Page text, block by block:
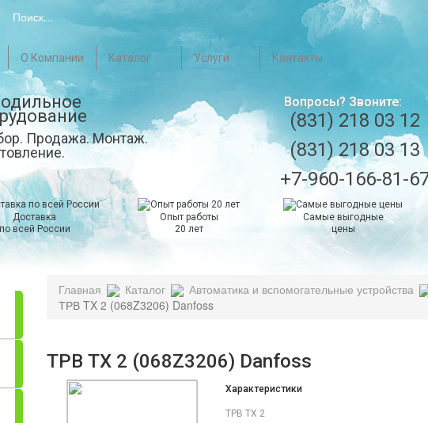
О Компании Каталог Услуги Контакты
Продажа. Монтаж.
Вопросы? Звоните:
(831) 218 03 12
(831) 218 03 13
+7-960-166-81-
Доставка
всей России
Опыт работы
20 лет
Самые выгодные
цены
Главная Каталог Автоматика и вспомогательные устройства
ТРВ TX 2 (068Z3206) Danfoss
ТРВ TX 2 (068Z3206) Danfoss
Характеристики
ТРВ TX 2